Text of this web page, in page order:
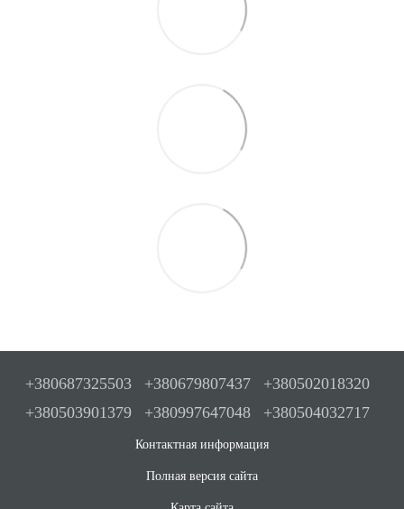
+380687325503 +380679807437
+380502018320
+380503901379
+380997647048 +380504032717
Контактная информация
Полная версия сайта